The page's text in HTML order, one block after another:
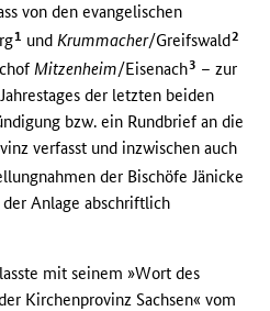
von den evangelischen
1 undKrummacher/Greifswald2
Mitzenheim/Eisenach3 – zur
der letzten beiden
bzw. ein Rundbrief an die
verfasst und inzwischen auch
der Bischöfe Jänicke
Anlage abschriftlich
mit seinem »Wort des
Kirchenprovinz Sachsen« vom